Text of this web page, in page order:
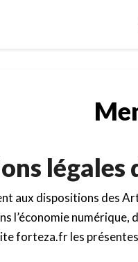
légales
aux dispositions des
l’économie
forteza.fr les